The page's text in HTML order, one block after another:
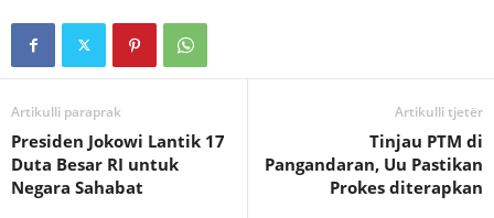
Artikulli paraprak
Presiden Jokowi Lantik 17
Duta Besar RI untuk
Negara Sahabat
Artikulli tjetër
Tinjau PTM di
Pangandaran, Uu Pastikan
Prokes diterapkan